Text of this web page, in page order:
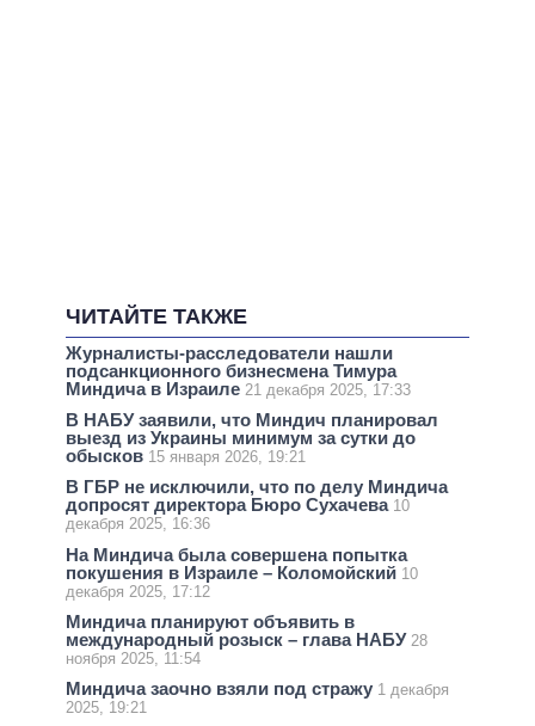
ЧИТАЙТЕ ТАКЖЕ
Журналисты-расследователи нашли
подсанкционного бизнесмена Тимура
Миндича в Израиле 21 декабря 2025, 17:33
В НАБУ заявили, что Миндич планировал
выезд из Украины минимум за сутки до
обысков 15 января 2026, 19:21
В ГБР не исключили, что по делу Миндича
допросят директора Бюро Сухачева 10
декабря 2025, 16:36
На Миндича была совершена попытка
покушения в Израиле – Коломойский 10
декабря 2025, 17:12
Миндича планируют объявить в
международный розыск – глава НАБУ 28
ноября 2025, 11:54
Миндича заочно взяли под стражу 1 декабря
2025, 19:21